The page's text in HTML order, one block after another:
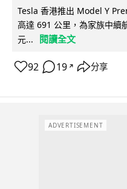
Tesla 香港推出 Model Y
高達 691 公里，為家族中續
元...
閱讀全文
92 19 ↗ 分享
ADVERTISEMENT